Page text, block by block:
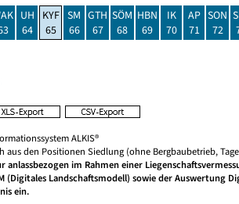
UH
64
KYF
65
SM
66
GTH
67
SÖM
68
HBN
69
IK
70
AP
71
SON
72
ALKIS®
aus den Positionen Siedlung (ohne Bergbaubetrieb,
anlassbezogen im Rahmen einer
(Digitales Landschaftsmodell) sowie der
ein.